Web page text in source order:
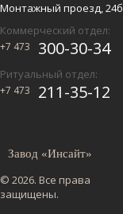
Монтажный проезд, 24б
Коммерческий отдел:
+7 473 300-30-34
Ритуальный отдел:
+7 473 211-35-12
Завод «Инсайт»
© 2026. Все права
защищены.